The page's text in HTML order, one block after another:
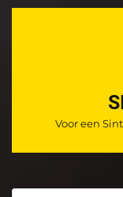
Ga
Voor een